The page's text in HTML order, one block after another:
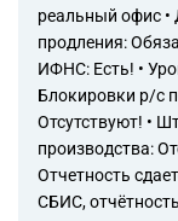
реальный офис •
продления:
ИФНС: Есть! •
Блокировки р/с
Отсутствуют! •
производства:
Отчетность
СБИС,